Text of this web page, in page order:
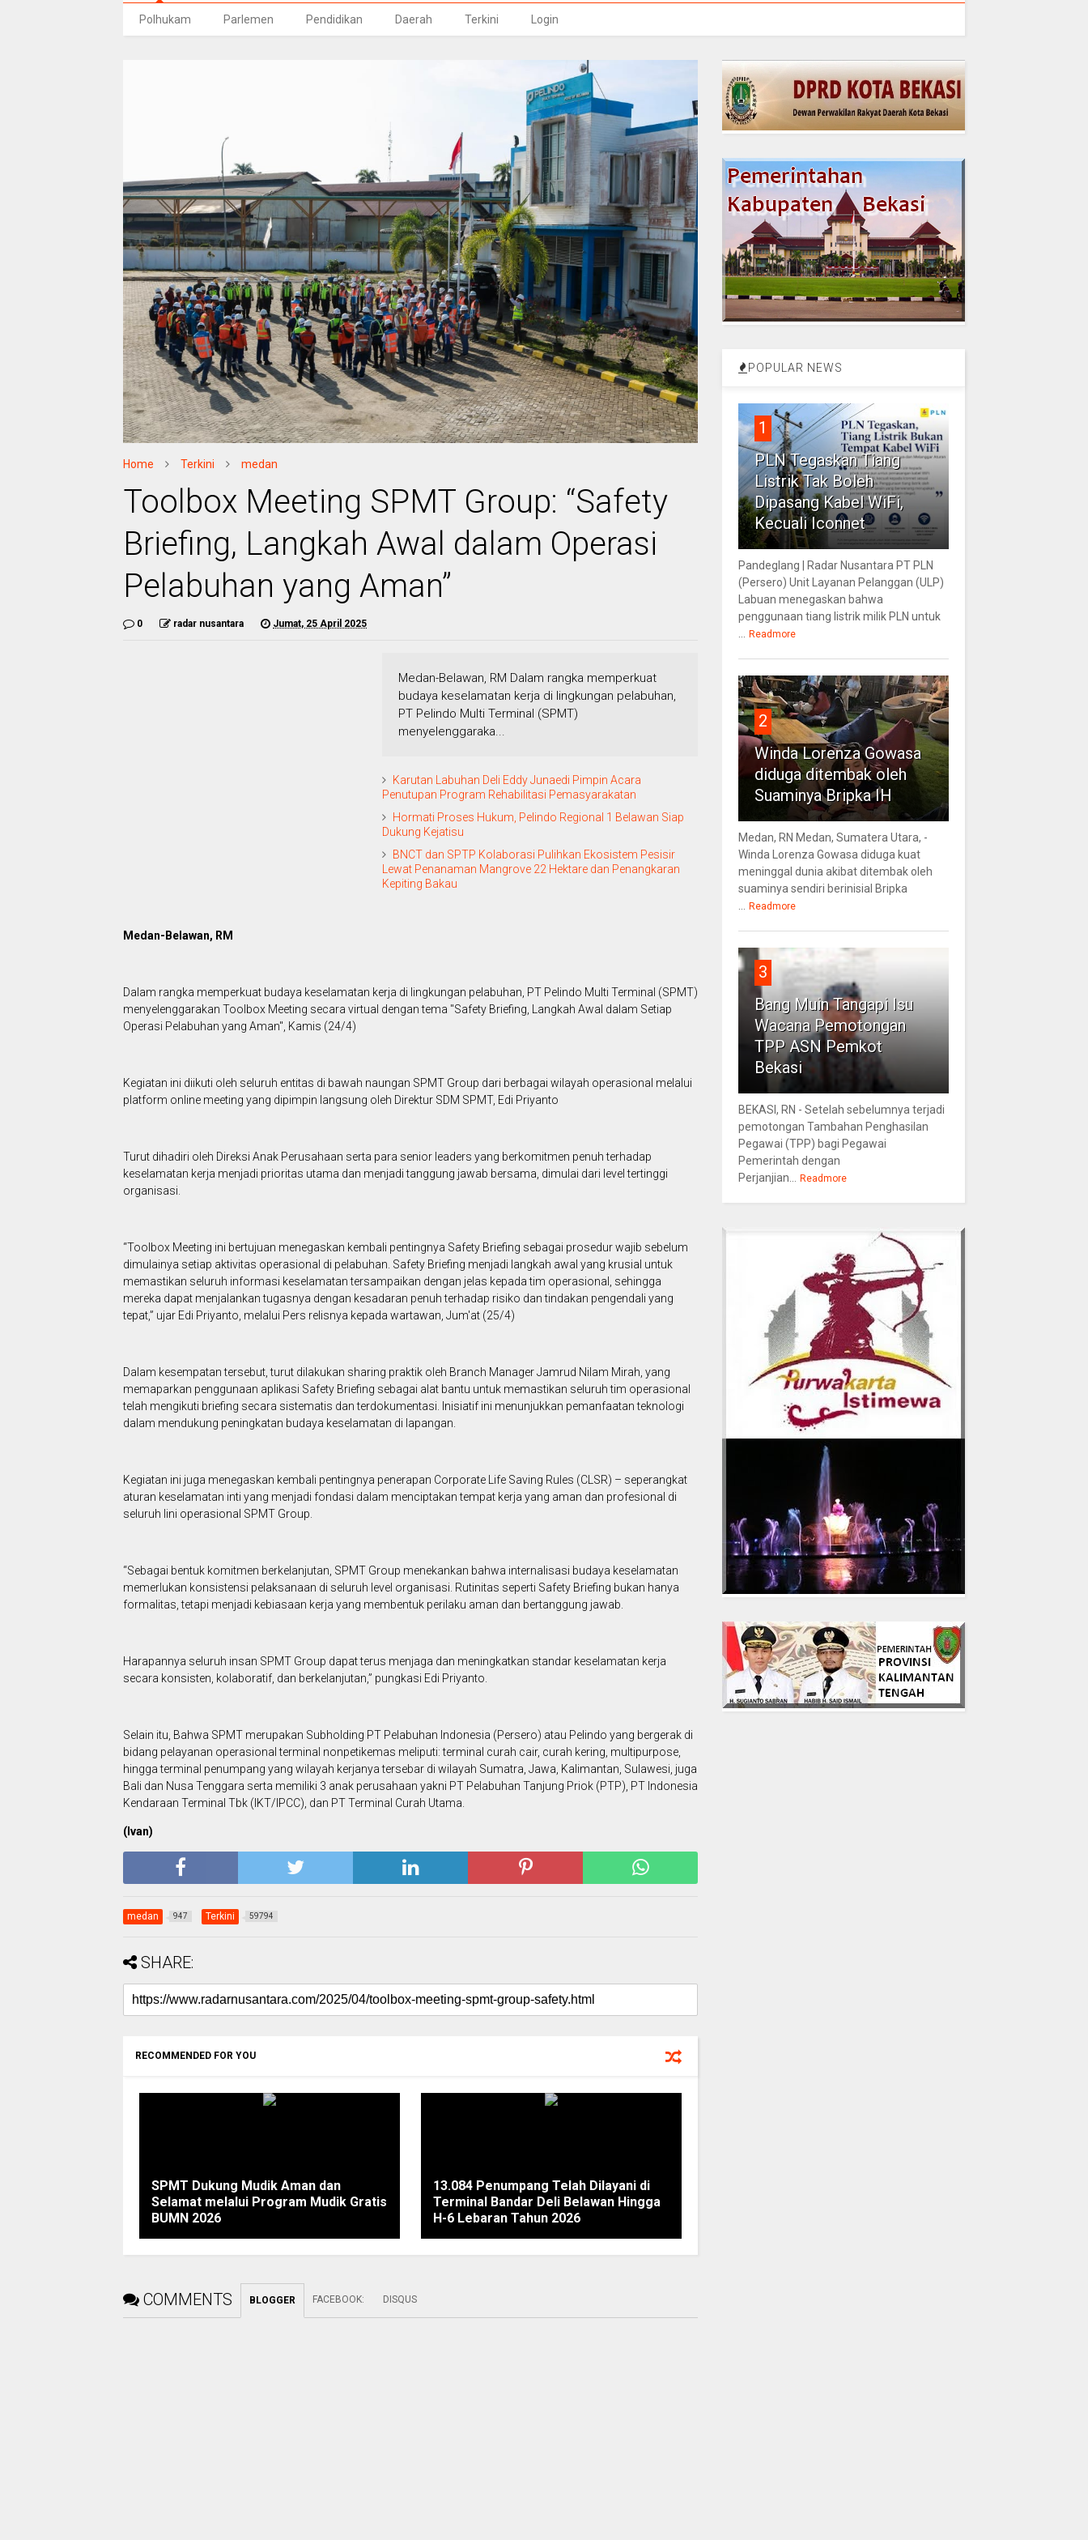
Polhukam Parlemen Pendidikan Daerah Terkini Login
Home Terkini medan
Toolbox Meeting SPMT Group: “Safety
Briefing, Langkah Awal dalam Operasi
Pelabuhan yang Aman”
0 radar nusantara Jumat, 25 April 2025
Medan-Belawan, RM Dalam rangka memperkuat
budaya keselamatan kerja di lingkungan pelabuhan,
PT Pelindo Multi Terminal (SPMT)
menyelenggaraka...
Karutan Labuhan Deli Eddy Junaedi Pimpin Acara
Penutupan Program Rehabilitasi Pemasyarakatan
Hormati Proses Hukum, Pelindo Regional 1 Belawan Siap
Dukung Kejatisu
BNCT dan SPTP Kolaborasi Pulihkan Ekosistem Pesisir
Lewat Penanaman Mangrove 22 Hektare dan Penangkaran
Kepiting Bakau
Medan-Belawan, RM
Dalam rangka memperkuat budaya keselamatan kerja di lingkungan pelabuhan, PT Pelindo Multi Terminal (SPMT)
menyelenggarakan Toolbox Meeting secara virtual dengan tema "Safety Briefing, Langkah Awal dalam Setiap
Operasi Pelabuhan yang Aman", Kamis (24/4)
Kegiatan ini diikuti oleh seluruh entitas di bawah naungan SPMT Group dari berbagai wilayah operasional melalui
platform online meeting yang dipimpin langsung oleh Direktur SDM SPMT, Edi Priyanto
Turut dihadiri oleh Direksi Anak Perusahaan serta para senior leaders yang berkomitmen penuh terhadap
keselamatan kerja menjadi prioritas utama dan menjadi tanggung jawab bersama, dimulai dari level tertinggi
organisasi.
“Toolbox Meeting ini bertujuan menegaskan kembali pentingnya Safety Briefing sebagai prosedur wajib sebelum
dimulainya setiap aktivitas operasional di pelabuhan. Safety Briefing menjadi langkah awal yang krusial untuk
memastikan seluruh informasi keselamatan tersampaikan dengan jelas kepada tim operasional, sehingga
mereka dapat menjalankan tugasnya dengan kesadaran penuh terhadap risiko dan tindakan pengendali yang
tepat,” ujar Edi Priyanto, melalui Pers relisnya kepada wartawan, Jum'at (25/4)
Dalam kesempatan tersebut, turut dilakukan sharing praktik oleh Branch Manager Jamrud Nilam Mirah, yang
memaparkan penggunaan aplikasi Safety Briefing sebagai alat bantu untuk memastikan seluruh tim operasional
telah mengikuti briefing secara sistematis dan terdokumentasi. Inisiatif ini menunjukkan pemanfaatan teknologi
dalam mendukung peningkatan budaya keselamatan di lapangan.
Kegiatan ini juga menegaskan kembali pentingnya penerapan Corporate Life Saving Rules (CLSR) – seperangkat
aturan keselamatan inti yang menjadi fondasi dalam menciptakan tempat kerja yang aman dan profesional di
seluruh lini operasional SPMT Group.
“Sebagai bentuk komitmen berkelanjutan, SPMT Group menekankan bahwa internalisasi budaya keselamatan
memerlukan konsistensi pelaksanaan di seluruh level organisasi. Rutinitas seperti Safety Briefing bukan hanya
formalitas, tetapi menjadi kebiasaan kerja yang membentuk perilaku aman dan bertanggung jawab.
Harapannya seluruh insan SPMT Group dapat terus menjaga dan meningkatkan standar keselamatan kerja
secara konsisten, kolaboratif, dan berkelanjutan,” pungkasi Edi Priyanto.
Selain itu, Bahwa SPMT merupakan Subholding PT Pelabuhan Indonesia (Persero) atau Pelindo yang bergerak di
bidang pelayanan operasional terminal nonpetikemas meliputi: terminal curah cair, curah kering, multipurpose,
hingga terminal penumpang yang wilayah kerjanya tersebar di wilayah Sumatra, Jawa, Kalimantan, Sulawesi, juga
Bali dan Nusa Tenggara serta memiliki 3 anak perusahaan yakni PT Pelabuhan Tanjung Priok (PTP), PT Indonesia
Kendaraan Terminal Tbk (IKT/IPCC), dan PT Terminal Curah Utama.
(Ivan)
medan 947 Terkini 59794
SHARE:
RECOMMENDED FOR YOU
SPMT Dukung Mudik Aman dan
Selamat melalui Program Mudik Gratis
BUMN 2026
13.084 Penumpang Telah Dilayani di
Terminal Bandar Deli Belawan Hingga
H-6 Lebaran Tahun 2026
COMMENTS BLOGGER FACEBOOK: DISQUS
POPULAR NEWS
1
PLN Tegaskan Tiang
Listrik Tak Boleh
Dipasang Kabel WiFi,
Kecuali Iconnet
Pandeglang | Radar Nusantara PT PLN
(Persero) Unit Layanan Pelanggan (ULP)
Labuan menegaskan bahwa
penggunaan tiang listrik milik PLN untuk
Readmore
2
Winda Lorenza Gowasa
diduga ditembak oleh
Suaminya Bripka IH
Medan, RN Medan, Sumatera Utara, -
Winda Lorenza Gowasa diduga kuat
meninggal dunia akibat ditembak oleh
suaminya sendiri berinisial Bripka
Readmore
3
Bang Muin Tangapi Isu
Wacana Pemotongan
TPP ASN Pemkot
Bekasi
BEKASI, RN - Setelah sebelumnya terjadi
pemotongan Tambahan Penghasilan
Pegawai (TPP) bagi Pegawai
Pemerintah dengan
Perjanjian...
Readmore